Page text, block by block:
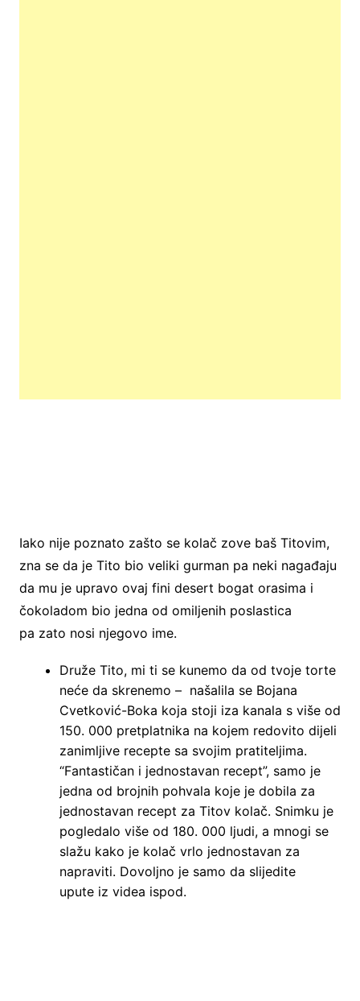
Iako nije poznato zašto se kolač zove baš Titovim,
zna se da je Tito bio veliki gurman pa neki nagađaju
da mu je upravo ovaj fini desert bogat orasima i
čokoladom bio jedna od omiljenih poslastica
pa zato nosi njegovo ime.
Druže Tito, mi ti se kunemo da od tvoje torte
neće da skrenemo – našalila se Bojana
Cvetković-Boka koja stoji iza kanala s više od
150. 000 pretplatnika na kojem redovito dijeli
zanimljive recepte sa svojim pratiteljima.
“Fantastičan i jednostavan recept”, samo je
jedna od brojnih pohvala koje je dobila za
jednostavan recept za Titov kolač. Snimku je
pogledalo više od 180. 000 ljudi, a mnogi se
slažu kako je kolač vrlo jednostavan za
napraviti. Dovoljno je samo da slijedite
upute iz videa ispod.